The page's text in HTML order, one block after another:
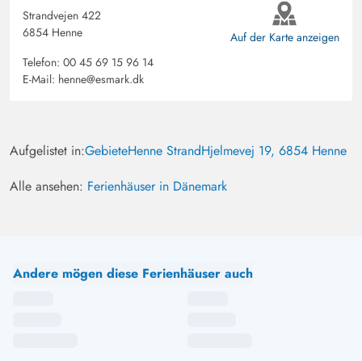
Strandvejen 422
6854 Henne
Telefon: 00 45 69 15 96 14
E-Mail: henne@esmark.dk
Auf der Karte anzeigen
Aufgelistet in:GebieteHenne StrandHjelmevej 19, 6854 Henne
Alle ansehen: Ferienhäuser in Dänemark
Andere mögen diese Ferienhäuser auch